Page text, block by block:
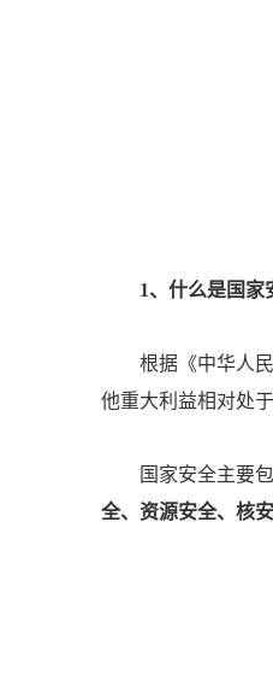
1、 什么是国家
根据《中华人
他重大利益相对处
国家安全主要
全、资源安全、核